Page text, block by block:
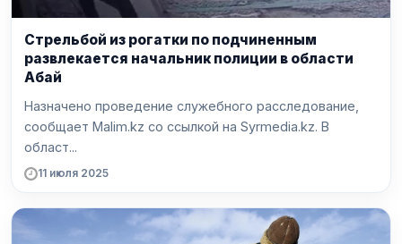
Стрельбой из рогатки по подчиненным
развлекается начальник полиции в области
Абай
Назначено проведение служебного расследование,
сообщает Malim.kz со ссылкой на Syrmedia.kz. В
област...
11 июля 2025